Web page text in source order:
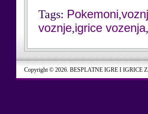
Tags: Pokemoni,
voznje,igrice vozenja,
Copyright © 2026. BESPLATNE IGRE I IGRICE